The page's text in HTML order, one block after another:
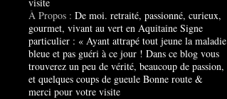
À Propos : De moi. retraité, passionné, curieux,
gourmet, vivant au vert en Aquitaine Signe
particulier : « Ayant attrapé tout jeune la maladie
bleue et pas guéri à ce jour ! Dans ce blog vous
trouverez un peu de vérité, beaucoup de passion,
et quelques coups de gueule Bonne route &
merci pour votre visite